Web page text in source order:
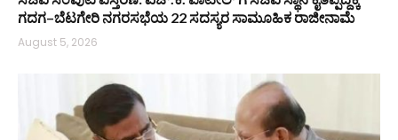
ಗದಗ–ಬೆಟಗೇರಿ ನಗರಸಭೆಯ 22 ಸದಸ್ಯರ ಸಾಮೂಹಿಕ ರಾಜೀನಾಮೆ
August 5, 2026